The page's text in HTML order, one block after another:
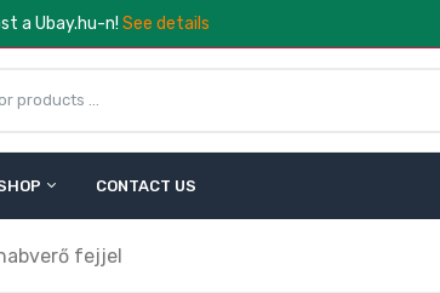
a Ubay.hu-n! See details
CONTACT US
fejjel